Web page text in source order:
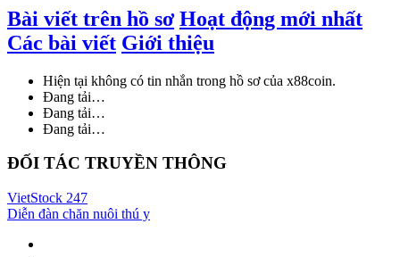
Bài viết trên hồ sơ Hoạt động mới nhất
Các bài viết Giới thiệu
Hiện tại không có tin nhắn trong hồ sơ của x88coin.
Đang tải…
Đang tải…
Đang tải…
ĐỐI TÁC TRUYỀN THÔNG
VietStock 247
Diễn đàn chăn nuôi thú y